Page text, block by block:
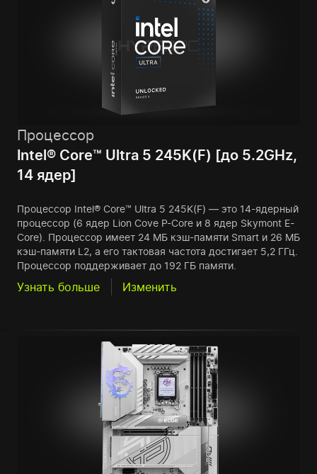
Процессор
Intel® Core™ Ultra 5 245K(F) [до 5.2GHz,
14 ядер]
Процессор Intel® Core™ Ultra 5 245K(F) — это 14-ядерный
процессор (6 ядер Lion Cove P-Core и 8 ядер Skymont E-
Core). Процессор имеет 24 МБ кэш-памяти Smart и 26 МБ
кэш-памяти L2, а его тактовая частота достигает 5,2 ГГц.
Процессор поддерживает до 192 ГБ памяти.
Узнать больше Изменить